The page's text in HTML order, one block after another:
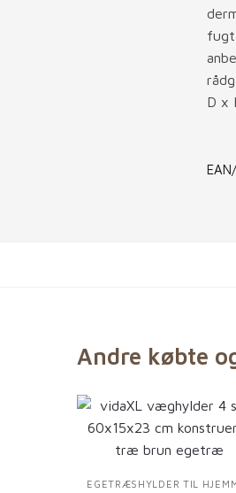
D x
Andre købte
EGETRÆSHYLDER TIL